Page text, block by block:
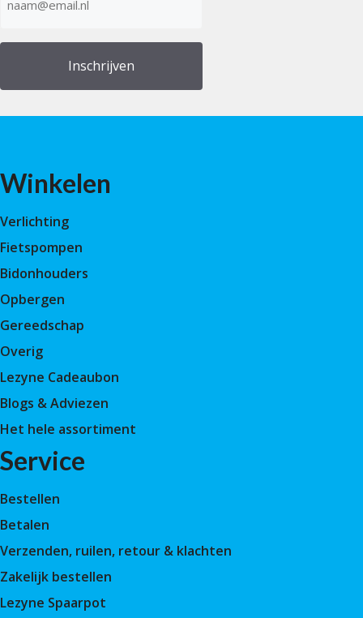
mailadres
Winkelen
Verlichting
Fietspompen
Bidonhouders
Opbergen
Gereedschap
Overig
Lezyne Cadeaubon
Blogs & Adviezen
Het hele assortiment
Service
Bestellen
Betalen
Verzenden, ruilen, retour & klachten
Zakelijk bestellen
Lezyne Spaarpot